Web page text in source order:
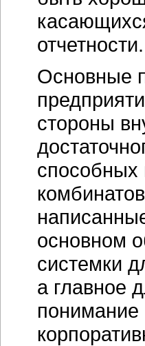
отчетности.
Основные
стороны
способных
основном
системки
а главное
понимание